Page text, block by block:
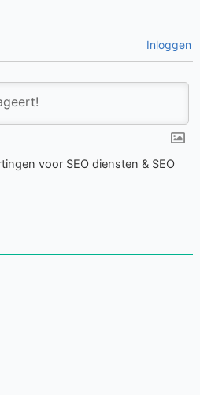
Inloggen
voor SEO diensten & SEO